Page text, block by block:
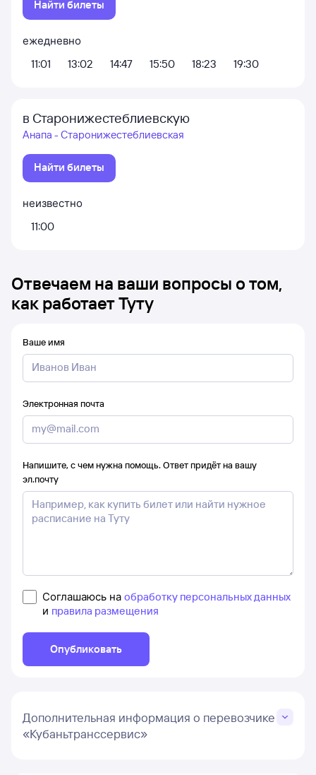
Найти билеты
ежедневно
11:01
13:02 14:47 15:50 18:23 19:30
в Старонижестеблиевскую
Анапа - Старонижестеблиевская
Найти билеты
неизвестно
11:00
Отвечаем на ваши вопросы о том,
как работает Туту
Ваше имя
Электронная почта
Напишите, с чем нужна помощь. Ответ придёт на вашу
эл.почту
Соглашаюсь на обработку персональных данных
и правила размещения
Опубликовать
Дополнительная информация о перевозчике
«Кубаньтранссервис»